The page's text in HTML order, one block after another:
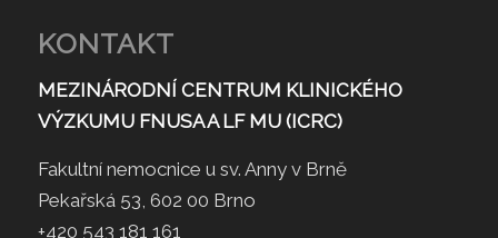
KONTAKT
MEZINÁRODNÍ CENTRUM KLINICKÉHO
VÝZKUMU FNUSA A LF MU (ICRC)
Fakultní nemocnice u sv. Anny v Brně
Pekařská 53, 602 00 Brno
+420 543 181 161